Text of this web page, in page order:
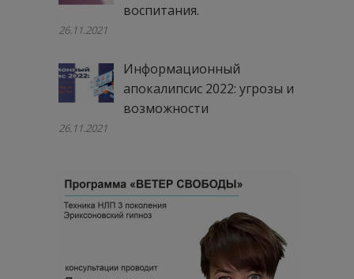
воспитания.
26.11.2021
Информационный
апокалипсис 2022: угрозы и
возможности
26.11.2021